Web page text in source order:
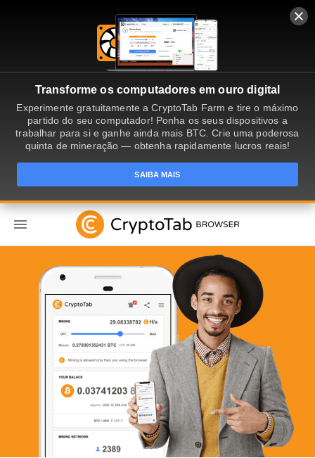
Transforme os computadores em ouro digital
Experimente gratuitamente a CryptoTab Farm e tire o máximo
partido do seu computador! Ponha os seus dispositivos a
trabalhar para si e ganhe ainda mais BTC. Crie uma poderosa
quinta de mineração — obtenha rapidamente lucros reais!
SAIBA MAIS